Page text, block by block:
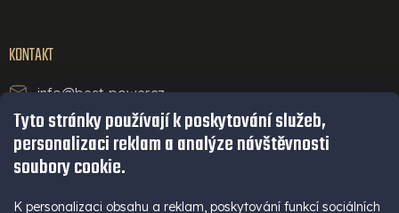
Tyto stránky používají k poskytování služeb,
personalizaci reklam a analýze návštěvnosti
soubory cookie.
K personalizaci obsahu a reklam, poskytování funkcí sociálních
KONTAKT
info@best-power.cz
technická podpora a servis
+420 771 234 568
+420 777 109 009